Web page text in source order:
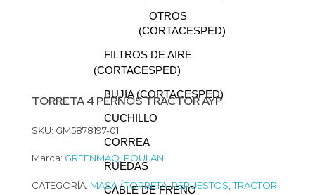
OTROS
(CORTACESPED)
FILTROS DE AIRE
(CORTACESPED)
BUJIA (CORTACESPED)
CUCHILLO
CORREA
RUEDAS
CABLE DE FRENO
TORRETA 4 PERNOS TRACTOR AYP
SKU: GM5878197-01
Marca: GREENMAQ, POULAN
CATEGORÍA: MASA / TORRETA,REPUESTOS,TRACTOR